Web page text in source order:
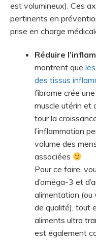
est volumineux). Ces
pertinents en
prise en charge
Réduire
montrent que
des tissus
fibrome crée
muscle utérin et
tour la
l’inflammation
volume des
associées
Pour ce faire,
d’oméga-3 et
alimentation (ou
de qualité), tout
aliments ultra
est également